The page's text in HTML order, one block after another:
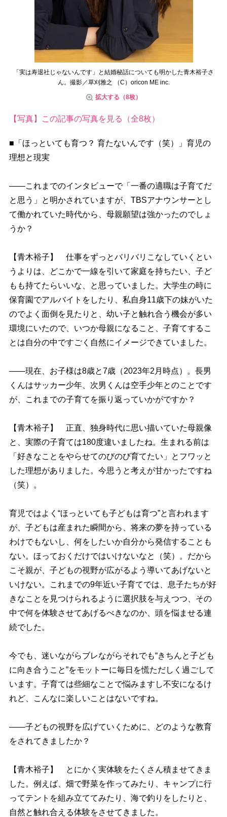
「実は寿退社じゃないんです」と結婚秘話についても明かした青木裕子さ
ん。撮影／草刈雅之 （C）oricon ME inc.
拡大する（8枚）
【写真】この記事の写真を見る（全8枚）
■「ほっといても育つ？ 育たないんです（笑）」育児の
理想と現実
――これまでのインタビューで「一番の適職は子育てだ
と思う」と明かされていますが、TBSアナウンサーとし
て働かれていた時代から、母親願望は強かったのでしょ
うか？
【青木裕子】 仕事をずっとバリバリこなしていくとい
うよりは、どこかで一線を引いて家庭を持ちたい、子ど
もも持てたらいいな、と思っていました。大学生の時に
保育園でアルバイトをしたり、私自身11歳下の妹がいた
のでよく面倒を見たりと、幼い子と触れ合う機会が多い
環境にいたので、いつか母親になること、子育てするこ
とは自分の中ですごく自然にイメージできていました。
――現在、お子様は8歳と7歳（2023年2月時点）。長男
くんはサッカー少年、次男くんは空手少年とのことです
が、これまでの子育てを振り返っていかがですか？
【青木裕子】 正直、独身時代に思い描いていた母親像
と、実際の子育ては180度違いましたね。生まれる前は
「好きなことをやらせてのびのび育てたい」とフワッと
した理想がありました。今思うと考えが甘かったですね
（笑）。
育児ではよく“ほっといても子どもは育つ”と言われます
が、子どもは産まれた瞬間から、将来の夢を持っている
わけでもないし、何をしたいか自分から発信することも
ない。ほっておくだけではいけないなと（笑）。だから
こそ親が、子どもの視野が広がるよう導いてあげないと
いけない。これまでの9年近い子育てでは、息子たちが好
きなことを見つけられるように選択肢を与えつつ、その
中で何を体験させてあげるべきなのか、頭を悩ませる連
続でした。
今でも、迷いながらブレながらそれでも“きちんと子ども
に向き合うこと”をモットーに毎日を慌ただしく過ごして
います。子育ては些細なことで悩みますし不安になるけ
れど、こんなに楽しいことはないですね。
――子どもの視野を広げていくために、どのような教育
をされてきましたか？
【青木裕子】 とにかく実体験をたくさん積ませてきま
した。例えば、畑で野菜を作ってみたり、キャンプに行
ってテントを組み立ててみたり、海で釣りをしたりと、
自然と触れ合える体験をさせてきました。